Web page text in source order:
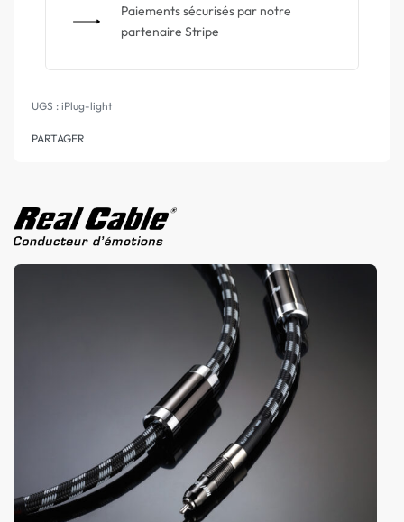
Paiements sécurisés par notre
partenaire Stripe
iPlug-light
PARTAGER